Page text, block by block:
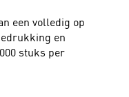
een volledig op
en
stuks per